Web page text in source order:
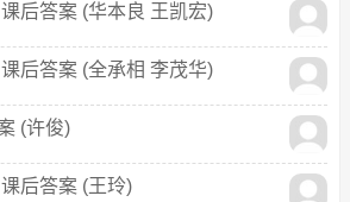
后答案 (华本良 王凯宏)
后答案 (全承相 李茂华)
(许俊)
后答案 (王玲)